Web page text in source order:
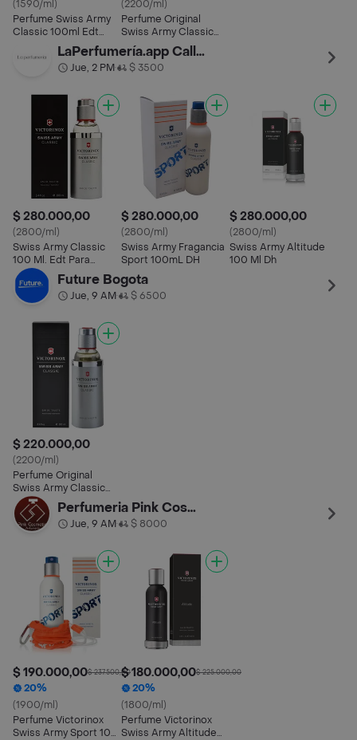
(1590/ml)
Perfume Swiss Army
Classic 100ml Edt
Para Hombre Premium
(2200/ml)
Perfume Original
Swiss Army Classic
Premium Para Hombre
100ml
LaPerfumería.app Calle93
Jue, 2 PM• $ 3500
$ 280.000,00
(2800/ml)
Swiss Army Classic
100 Ml. Edt Para
Hombre
$ 280.000,00
(2800/ml)
Swiss Army Fragancia
Sport 100mL DH
$ 280.000,00
(2800/ml)
Swiss Army Altitude
100 Ml Dh
Future Bogota
Jue, 9 AM• $ 6500
$ 220.000,00
(2200/ml)
Perfume Original
Swiss Army Classic
Premium Para Hombre
100ml
Perfumeria Pink Cosmetic
Jue, 9 AM• $ 8000
$ 190.000,00$ 237.500,00
20%
(1900/ml)
Perfume Victorinox
Swiss Army Sport 100
$ 180.000,00$ 225.000,00
20%
(1800/ml)
Perfume Victorinox
Swiss Army Altitude